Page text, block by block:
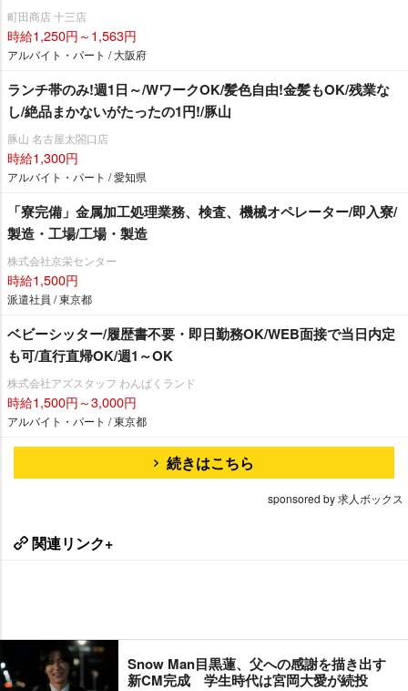
町田商店 十三店
時給1,250円～1,563円
アルバイト・パート / 大阪府
ランチ帯のみ!週1日～/WワークOK/髪色自由!金髪もOK/残業な
し/絶品まかないがたったの1円!/豚山
豚山 名古屋太閤口店
時給1,300円
アルバイト・パート / 愛知県
「寮完備」金属加工処理業務、検査、機械オペレーター/即入寮/
製造・工場/工場・製造
株式会社京栄センター
時給1,500円
派遣社員 / 東京都
ベビーシッター/履歴書不要・即日勤務OK/WEB面接で当日内定
も可/直行直帰OK/週1～OK
株式会社アズスタッフ わんぱくランド
時給1,500円～3,000円
アルバイト・パート / 東京都
続きはこちら
sponsored by 求人ボックス
関連リンク+
Snow Man目黒蓮、父への感謝を描き出す
新CM完成 学生時代は宮岡大愛が続投